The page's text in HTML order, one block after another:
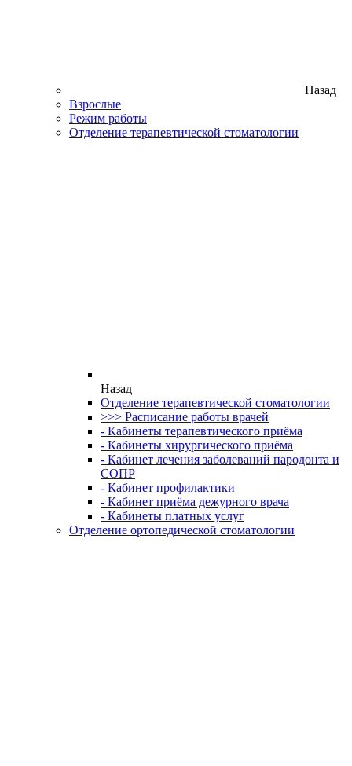
Назад
Взрослые
Режим работы
Отделение терапевтической стоматологии
Назад
Отделение терапевтической стоматологии
>>> Расписание работы врачей
- Кабинеты терапевтического приёма
- Кабинеты хирургического приёма
- Кабинет лечения заболеваний пародонта и
СОПР
- Кабинет профилактики
- Кабинет приёма дежурного врача
- Кабинеты платных услуг
Отделение ортопедической стоматологии